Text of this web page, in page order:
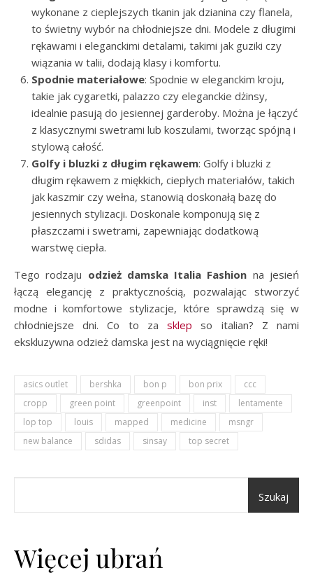
wykonane z cieplejszych tkanin jak dzianina czy flanela,
to świetny wybór na chłodniejsze dni. Modele z długimi
rękawami i eleganckimi detalami, takimi jak guziki czy
wiązania w talii, dodają klasy i komfortu.
Spodnie materiałowe: Spodnie w eleganckim kroju,
takie jak cygaretki, palazzo czy eleganckie dżinsy,
idealnie pasują do jesiennej garderoby. Można je łączyć
z klasycznymi swetrami lub koszulami, tworząc spójną i
stylową całość.
Golfy i bluzki z długim rękawem: Golfy i bluzki z
długim rękawem z miękkich, ciepłych materiałów, takich
jak kaszmir czy wełna, stanowią doskonałą bazę do
jesiennych stylizacji. Doskonale komponują się z
płaszczami i swetrami, zapewniając dodatkową
warstwę ciepła.
Tego rodzaju odzież damska Italia Fashion na jesień
łączą elegancję z praktycznością, pozwalając stworzyć
modne i komfortowe stylizacje, które sprawdzą się w
chłodniejsze dni. Co to zasklep so italian? Z nami
ekskluzywna odzież damska jest na wyciągnięcie ręki!
asics outlet bershka bon p bon prix
ccc
cropp
green point greenpoint inst
lentamente
lop top
louis mapped medicine
msngr
new balance
sdidas sinsay top secret
Szukaj
Więcej ubrań